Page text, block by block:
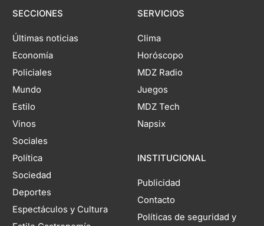
SECCIONES
Últimas noticias
Economía
Policiales
Mundo
Estilo
Vinos
Sociales
Política
Sociedad
Deportes
Espectáculos y Cultura
SERVICIOS
Clima
Horóscopo
MDZ Radio
Juegos
MDZ Tech
Napsix
INSTITUCIONAL
Publicidad
Contacto
Políticas de seguridad y